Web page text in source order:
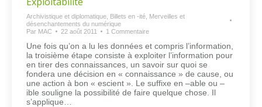
Archivistique et diplomatique Billets en -ité Merveilles et
désenchantements du numérique
Par MAC 22 août 2011 1 Commentaire
Une fois qu’on a lu les données et compris l’information,
la troisième étape consiste à exploiter l’information pour
en tirer des connaissances, un savoir sur quoi se
fondera une décision en « connaissance » de cause, ou
une action à bon « escient ». Le suffixe en –able ou –
ible souligne la possibilité de faire quelque chose. Il
s’applique…